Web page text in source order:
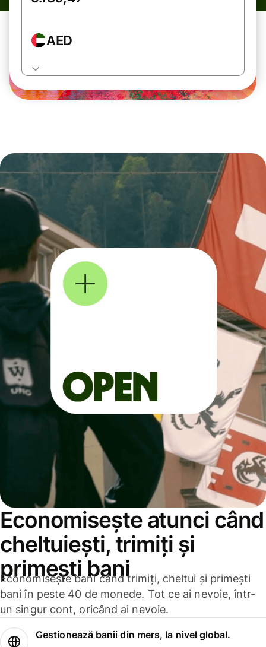
AED
Economisește atunci când
cheltuiești, trimiți și
primești bani
Economisește bani când trimiți, cheltui și primești
bani în peste 40 de monede. Tot ce ai nevoie, într-
un singur cont, oricând ai nevoie.
Gestionează banii din mers, la nivel global.